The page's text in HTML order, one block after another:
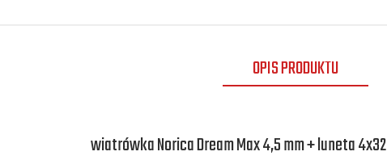
OPIS PRODUKTU
wiatrówka Norica Dream Max 4,5 mm + luneta 4x32